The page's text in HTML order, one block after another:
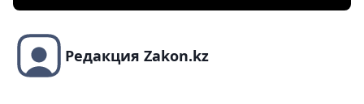
Редакция Zakon.kz